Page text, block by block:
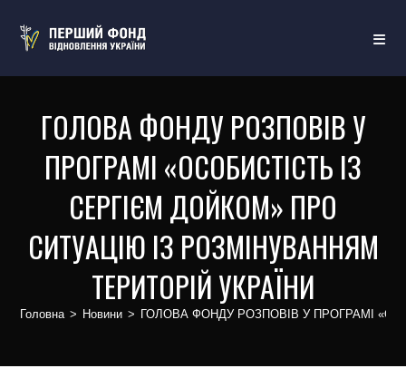
ГОЛОВА ФОНДУ РОЗПОВІВ У
ПРОГРАМІ «ОСОБИСТІСТЬ ІЗ
СЕРГІЄМ ДОЙКОМ» ПРО
СИТУАЦІЮ ІЗ РОЗМІНУВАННЯМ
ТЕРИТОРІЙ УКРАЇНИ
Головна > Новини > ГОЛОВА ФОНДУ РОЗПОВІВ У ПРОГРАМІ